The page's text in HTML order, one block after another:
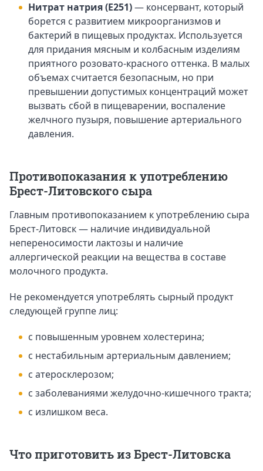
Нитрат натрия (Е251)— консервант, который
борется с развитием микроорганизмов и
бактерий в пищевых продуктах. Используется
для придания мясным и колбасным изделиям
приятного розовато-красного оттенка. В малых
объемах считается безопасным, но при
превышении допустимых концентраций может
вызвать сбой в пищеварении, воспаление
желчного пузыря, повышение артериального
давления.
Противопоказания к употреблению
Брест-Литовского сыра
Главным противопоказанием к употреблению сыра
Брест-Литовск — наличие индивидуальной
непереносимости лактозы и наличие
аллергической реакции на вещества в составе
молочного продукта.
Не рекомендуется употреблять сырный продукт
следующей группе лиц:
с повышенным уровнем холестерина;
с нестабильным артериальным давлением;
с атеросклерозом;
с заболеваниями желудочно-кишечного тракта;
с излишком веса.
Что приготовить из Брест-Литовска